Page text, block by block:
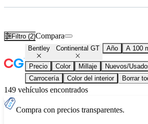
Filtro (2)Compara
Bentley Continental GT Año A 100
Precio Color Millaje
Nuevos/
Carrocería
Color del interior Borrar
149 vehículos encontrados
Compra con precios transparentes.